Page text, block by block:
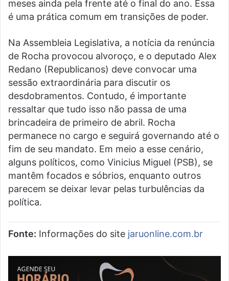
meses ainda pela frente até o final do ano. Essa
é uma prática comum em transições de poder.
Na Assembleia Legislativa, a notícia da renúncia
de Rocha provocou alvoroço, e o deputado Alex
Redano (Republicanos) deve convocar uma
sessão extraordinária para discutir os
desdobramentos. Contudo, é importante
ressaltar que tudo isso não passa de uma
brincadeira de primeiro de abril. Rocha
permanece no cargo e seguirá governando até o
fim de seu mandato. Em meio a esse cenário,
alguns políticos, como Vinicius Miguel (PSB), se
mantêm focados e sóbrios, enquanto outros
parecem se deixar levar pelas turbulências da
política.
Fonte: Informações do site jaruonline.com.br